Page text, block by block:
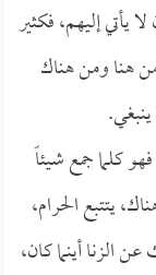
يأتي إليهم، فكثير
هنا ومن هناك
كلما جمع شيئاً
يتتبع الحرام،
الزنا أينما كان،